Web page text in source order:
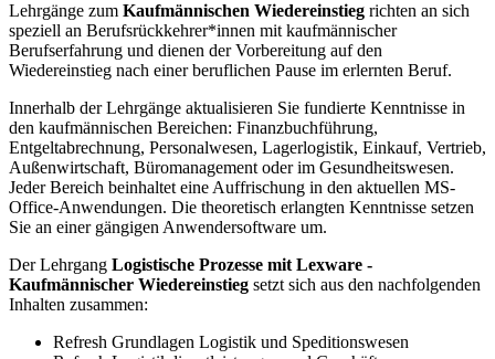
Lehrgänge zum Kaufmännischen Wiedereinstieg richten an sich
speziell an Berufsrückkehrer*innen mit kaufmännischer
Berufserfahrung und dienen der Vorbereitung auf den
Wiedereinstieg nach einer beruflichen Pause im erlernten Beruf.
Innerhalb der Lehrgänge aktualisieren Sie fundierte Kenntnisse in
den kaufmännischen Bereichen: Finanzbuchführung,
Entgeltabrechnung, Personalwesen, Lagerlogistik, Einkauf, Vertrieb,
Außenwirtschaft, Büromanagement oder im Gesundheitswesen.
Jeder Bereich beinhaltet eine Auffrischung in den aktuellen MS-
Office-Anwendungen. Die theoretisch erlangten Kenntnisse setzen
Sie an einer gängigen Anwendersoftware um.
Der Lehrgang Logistische Prozesse mit Lexware -
Kaufmännischer Wiedereinstieg setzt sich aus den nachfolgenden
Inhalten zusammen:
Refresh Grundlagen Logistik und Speditionswesen